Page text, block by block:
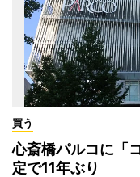
買う
心斎橋パルコに「
定で11年ぶり